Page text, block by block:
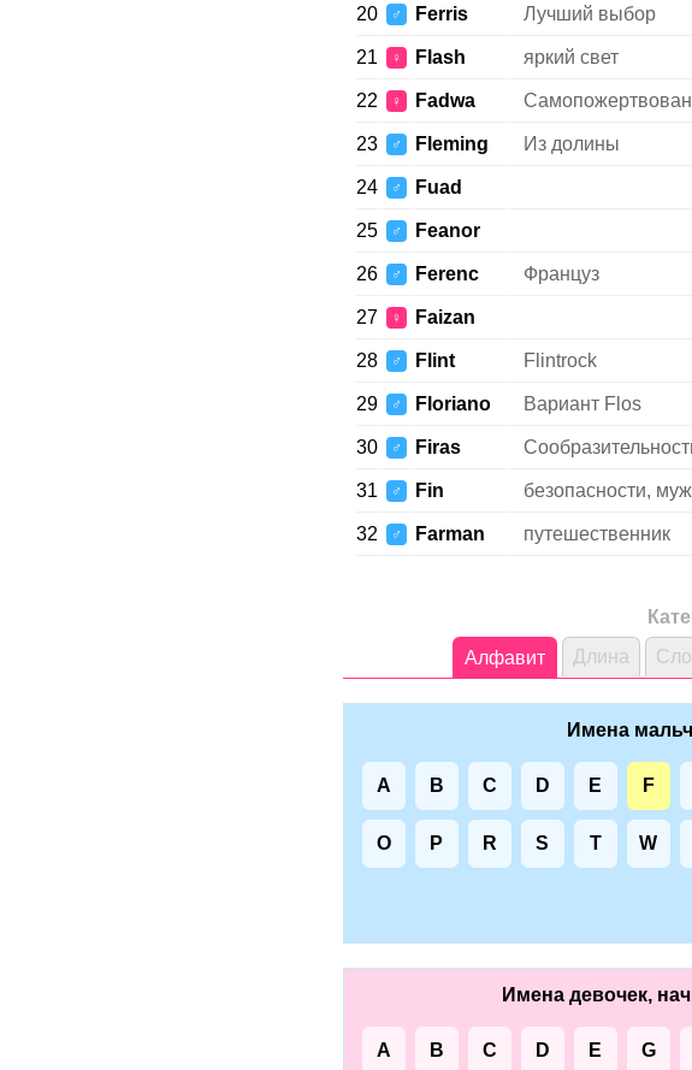
20 ♂ Ferris Лучший выбор
21 ♀ Flash яркий свет
22 ♀ Fadwa
23 ♂ Fleming Из долины
24 ♂ Fuad
25 ♂ Feanor
26 ♂ Ferenc Француз
27 ♀ Faizan
28 ♂ Flint Flintrock
29 ♂ Floriano Вариант Flos
30 ♂ Firas
31 ♂ Fin безопасности,
32 ♂ Farman путешественник
Алфавит
Длина
Имена
A B C D E F
O P R S T W
Имена девочек,
A B C D E G